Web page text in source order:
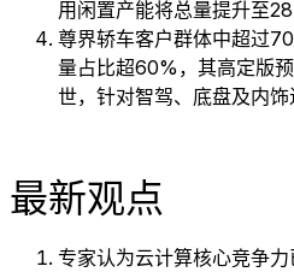
用闲置产能将总量提升至28
尊界轿车客户群体中超过
量占比超60%，其高定版
世，针对智驾、底盘及内饰
最新观点
专家认为云计算核心竞争